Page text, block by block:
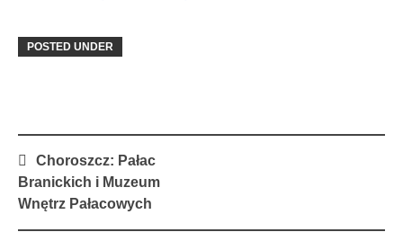
POSTED UNDER
Post
navigation
Choroszcz: Pałac
Branickich i Muzeum
Wnętrz Pałacowych